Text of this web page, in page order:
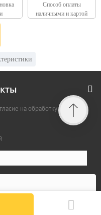
Способ оплаты
наличными и картой
конфиденциальности
на обработку